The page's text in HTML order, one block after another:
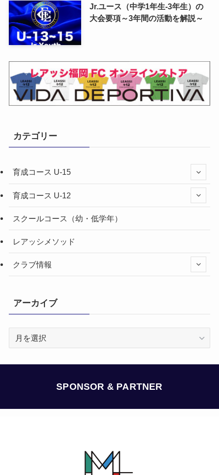
Jr.ユース（中学1年生-3年生）の
大会要項～3年間の活動を解説～
カテゴリー
育成コース U-15
育成コース U-12
スクールコース（幼・低学年）
レアッシメソッド
クラブ情報
アーカイブ
SPONSOR & PARTNER